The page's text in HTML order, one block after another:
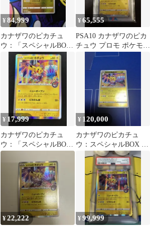
¥84,999
カナザワのピカチュ
ウ：「スペシャルBOX
ポケモンセンターカナ
ザワオープン記念…
¥65,555
PSA10 カナザワのピカ
チュウ プロモ ポケモン
カード
¥ 17,999
カナザワのピカチュ
ウ：「スペシャルBOX
ポケモンセンターカナ
ザワオープン記念…
¥ 120,000
カナザワのピカチュ
ウ：スペシャルBOX ポ
ケモンセンターカナザ
ワオープン記念
¥22,222 ¥99,999